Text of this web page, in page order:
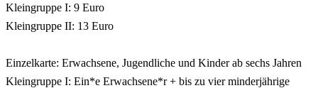
Kleingruppe I: 9 Euro
Kleingruppe II: 13 Euro
Einzelkarte: Erwachsene, Jugendliche und Kinder ab sechs Jahren
Kleingruppe I: Ein*e Erwachsene*r + bis zu vier minderjährige